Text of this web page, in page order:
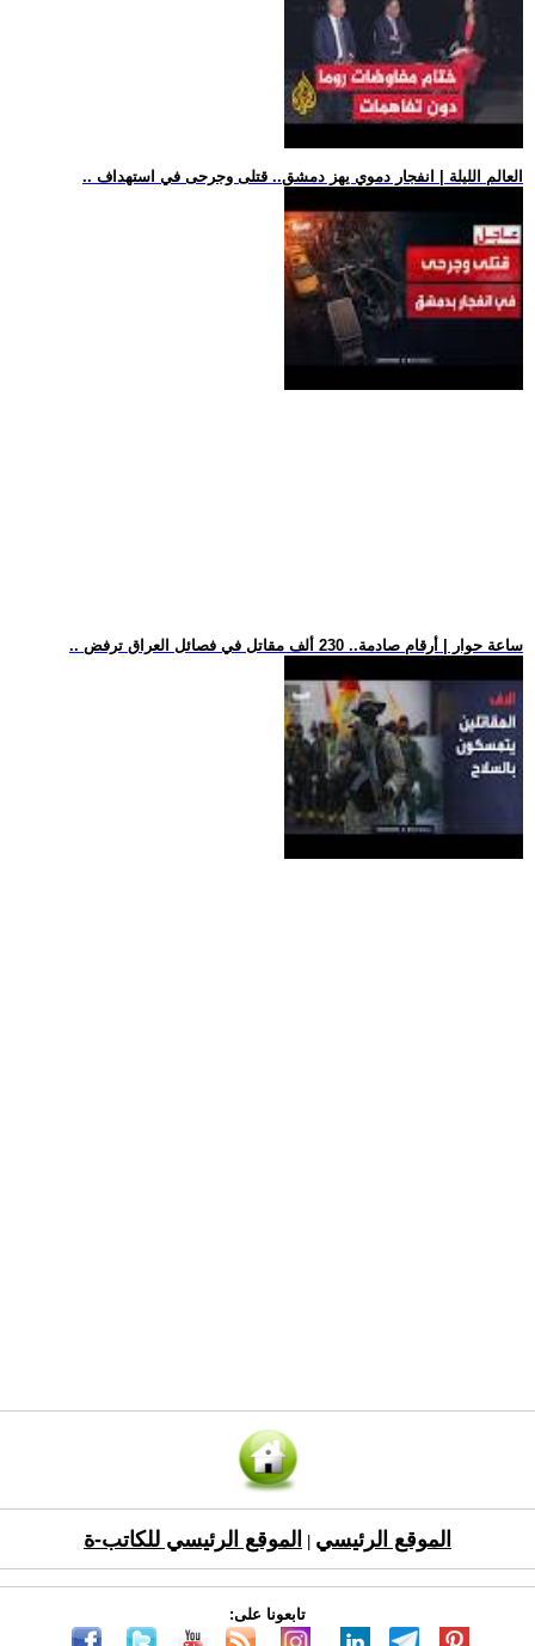
.. العالم الليلة | انفجار دموي يهز دمشق.. قتلى وجرحى في استهداف
.. ساعة حوار | أرقام صادمة.. 230 ألف مقاتل في فصائل العراق ترفض
الموقع الرئيسي الموقع الرئيسي للكاتب-ة
تابعونا على: